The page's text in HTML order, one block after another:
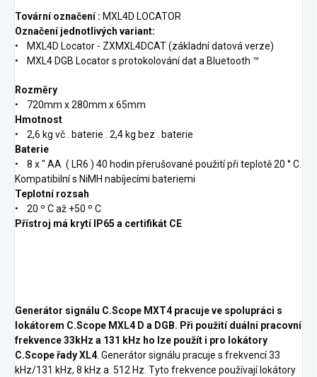
Tovární označení : MXL4D LOCATOR
Označení jednotlivých variant:
• MXL4D Locator - ZXMXL4DCAT (základní datová verze)
• MXL4 DGB Locator s protokolování dat a Bluetooth ™
Rozměry
• 720mm x 280mm x 65mm
Hmotnost
• 2,6 kg vč . baterie . 2,4 kg bez . baterie
Baterie
• 8 x " AA ( LR6 ) 40 hodin přerušované použití při teplotě 20 ° C.
Kompatibilní s NiMH nabíjecími bateriemi
Teplotní rozsah
• 20 º C až +50 º C
Přístroj má krytí IP65 a certifikát CE
Generátor signálu C.Scope MXT4 pracuje ve spolupráci s
lokátorem C.Scope MXL4 D a DGB. Při použití duální pracovní
frekvence 33kHz a 131 kHz ho lze použít i pro lokátory
C.Scope řady XL4. Generátor signálu pracuje s frekvencí 33
kHz/131 kHz, 8 kHz a 512 Hz. Tyto frekvence používají lokátory